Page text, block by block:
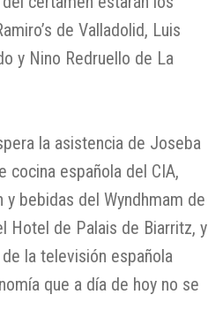
de Valladolid, Luis
y Nino Redruello de La
la asistencia de Joseba
cocina española del CIA,
bebidas del Wyndhmam de
Hotel de Palais de Biarritz, y
la televisión española
que a día de hoy no se